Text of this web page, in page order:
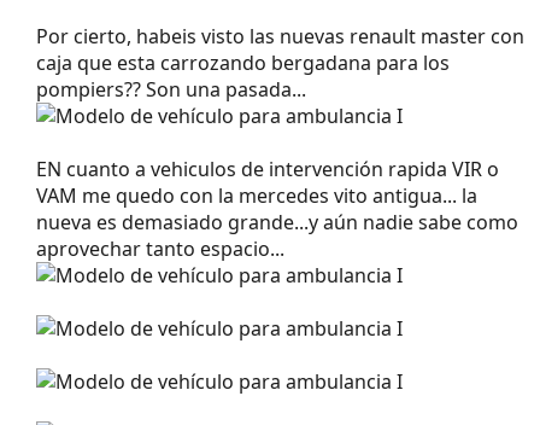
Por cierto, habeis visto las nuevas renault master con
caja que esta carrozando bergadana para los
pompiers?? Son una pasada...
EN cuanto a vehiculos de intervención rapida VIR o
VAM me quedo con la mercedes vito antigua... la
nueva es demasiado grande...y aún nadie sabe como
aprovechar tanto espacio...